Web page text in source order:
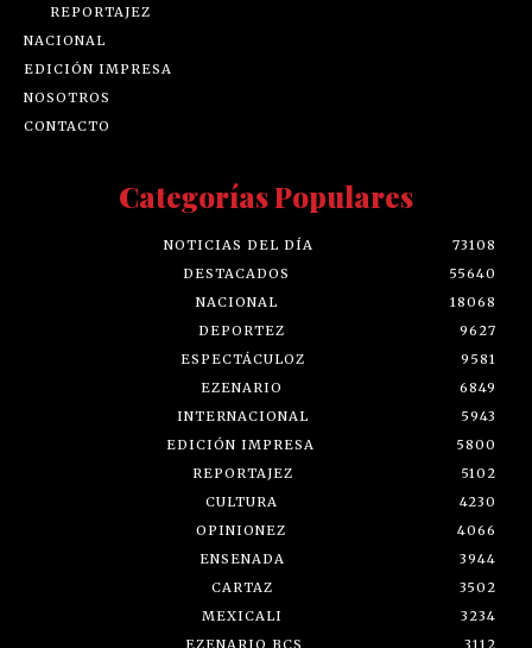
REPORTAJEZ
NACIONAL
EDICIÓN IMPRESA
NOSOTROS
CONTACTO
Categorías Populares
NOTICIAS DEL DÍA
73108
DESTACADOS
55640
NACIONAL
18068
DEPORTEZ
9627
ESPECTÁCULOZ
9581
EZENARIO
6849
INTERNACIONAL
5943
EDICIÓN IMPRESA
5800
REPORTAJEZ
5102
CULTURA
4230
OPINIONEZ
4066
ENSENADA
3944
CARTAZ
3502
MEXICALI
3234
EZENARIO BCS
3112